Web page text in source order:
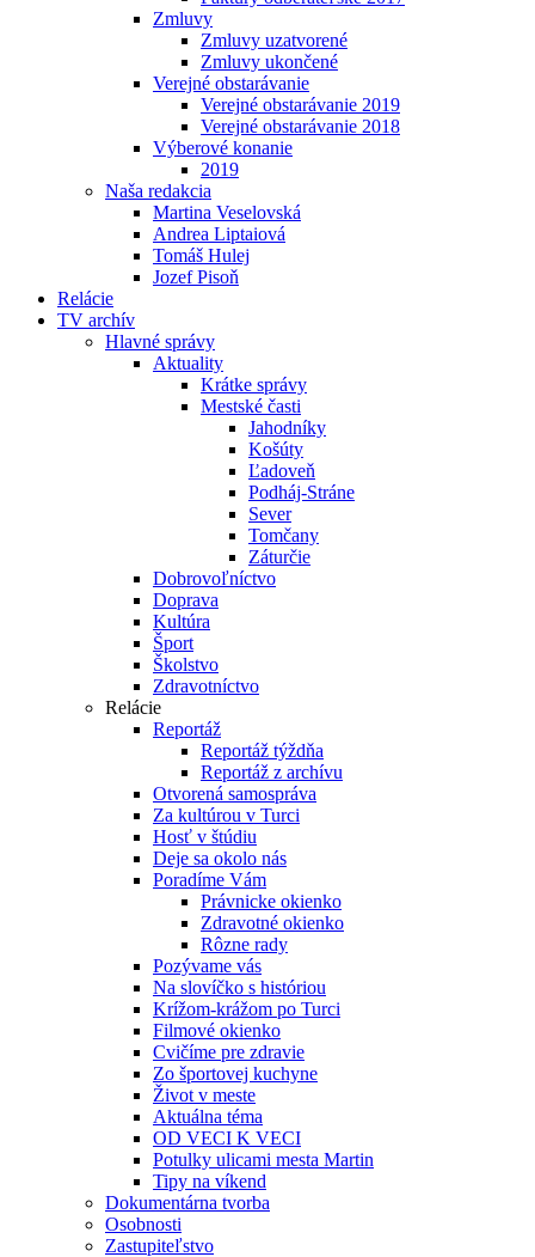
Zmluvy
Zmluvy uzatvorené
Zmluvy ukončené
Verejné obstarávanie
Verejné obstarávanie 2019
Verejné obstarávanie 2018
Výberové konanie
2019
Naša redakcia
Martina Veselovská
Andrea Liptaiová
Tomáš Hulej
Jozef Pisoň
Relácie
TV archív
Hlavné správy
Aktuality
Krátke správy
Mestské časti
Jahodníky
Košúty
Ľadoveň
Podháj-Stráne
Sever
Tomčany
Záturčie
Dobrovoľníctvo
Doprava
Kultúra
Šport
Školstvo
Zdravotníctvo
Relácie
Reportáž
Reportáž týždňa
Reportáž z archívu
Otvorená samospráva
Za kultúrou v Turci
Hosť v štúdiu
Deje sa okolo nás
Poradíme Vám
Právnicke okienko
Zdravotné okienko
Rôzne rady
Pozývame vás
Na slovíčko s históriou
Krížom-krážom po Turci
Filmové okienko
Cvičíme pre zdravie
Zo športovej kuchyne
Život v meste
Aktuálna téma
OD VECI K VECI
Potulky ulicami mesta Martin
Tipy na víkend
Dokumentárna tvorba
Osobnosti
Zastupiteľstvo